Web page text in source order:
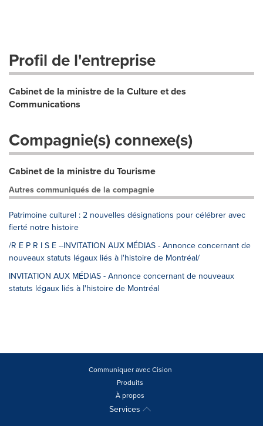
Profil de l'entreprise
Cabinet de la ministre de la Culture et des
Communications
Compagnie(s) connexe(s)
Cabinet de la ministre du Tourisme
Autres communiqués de la compagnie
Patrimoine culturel : 2 nouvelles désignations pour célébrer avec
fierté notre histoire
/R E P R I S E --INVITATION AUX MÉDIAS - Annonce concernant de
nouveaux statuts légaux liés à l'histoire de Montréal/
INVITATION AUX MÉDIAS - Annonce concernant de nouveaux
statuts légaux liés à l'histoire de Montréal
Communiquer avec Cision
Produits
À propos
Services